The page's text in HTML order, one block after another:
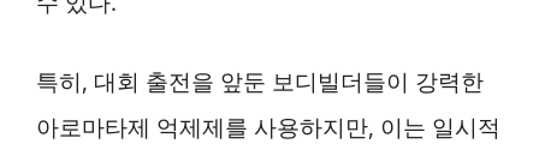
특히, 대회 출전을 앞둔 보디빌더들이 강력한
아로마타제 억제제를 사용하지만, 이는 일시적